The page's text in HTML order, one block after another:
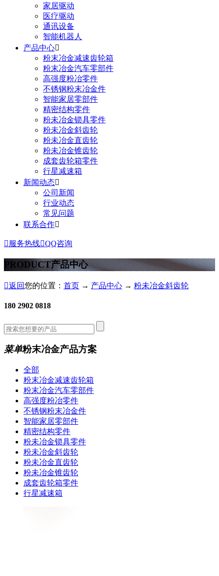
家居驱动
医疗驱动
通讯设备
智能机器人
产品中心
粉末冶金减速齿轮箱
粉末冶金汽车零部件
高强度粉冶零件
不锈钢粉末冶金件
智能家居零部件
精密结构零件
粉未冶金锁具零件
粉未冶金斜齿轮
粉未冶金直齿轮
粉未冶金锥齿轮
成套齿轮箱零件
行星减速箱
新闻动态
公司新闻
行业动态
常见问题
联系合作
 服务热线QQ咨询
PRODUCT产品中心
返回您的位置： 首页 → 产品中心 → 粉未冶金斜齿轮
180 2902 0818
菜单粉末冶金产品方案
全部
粉末冶金减速齿轮箱
粉末冶金汽车零部件
高强度粉冶零件
不锈钢粉末冶金件
智能家居零部件
精密结构零件
粉未冶金锁具零件
粉未冶金斜齿轮
粉未冶金直齿轮
粉未冶金锥齿轮
成套齿轮箱零件
行星减速箱